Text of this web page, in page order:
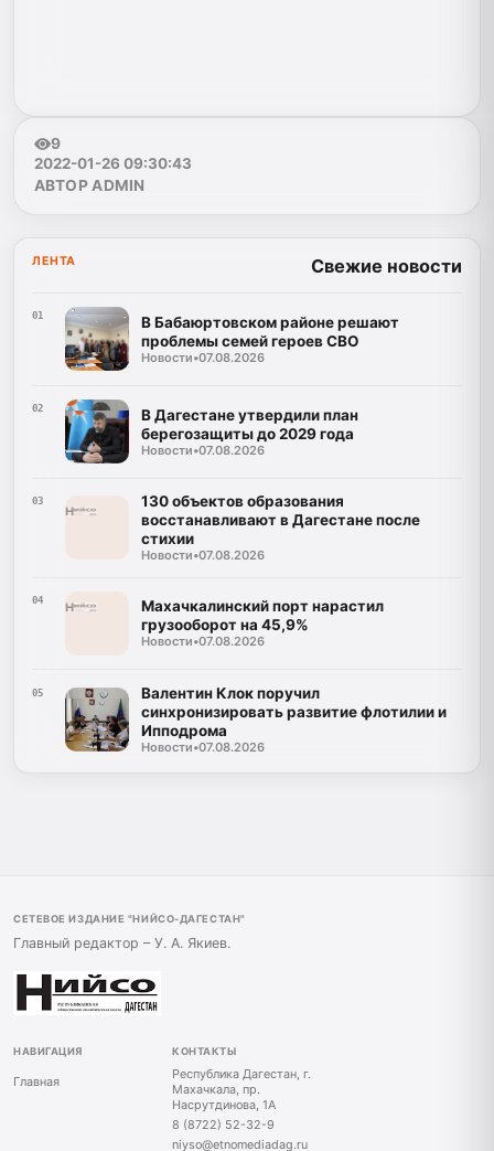
9
2022-01-26 09:30:43
АВТОР ADMIN
ЛЕНТА Свежие новости
01
В Бабаюртовском районе решают
проблемы семей героев СВО
Новости•07.08.2026
02
В Дагестане утвердили план
берегозащиты до 2029 года
Новости•07.08.2026
03
130 объектов образования
восстанавливают в Дагестане после
стихии
Новости•07.08.2026
04
Махачкалинский порт нарастил
грузооборот на 45,9%
Новости•07.08.2026
05
Валентин Клок поручил
синхронизировать развитие флотилии и
Ипподрома
Новости•07.08.2026
СЕТЕВОЕ ИЗДАНИЕ "НИЙСО-ДАГЕСТАН"
Главный редактор – У. А. Якиев.
НАВИГАЦИЯ
Главная
КОНТАКТЫ
Республика Дагестан, г.
Махачкала, пр.
Насрутдинова, 1А
8 (8722) 52-32-9
niyso@etnomediadag.ru